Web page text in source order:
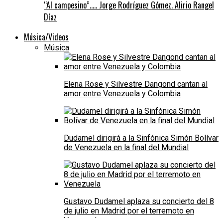
“Al campesino”….. Jorge Rodríguez Gómez. Alirio Rangel
Díaz
Música/Videos
Música
Elena Rose y Silvestre Dangond cantan al
amor entre Venezuela y Colombia
Dudamel dirigirá a la Sinfónica Simón Bolívar
de Venezuela en la final del Mundial
Gustavo Dudamel aplaza su concierto del 8
de julio en Madrid por el terremoto en